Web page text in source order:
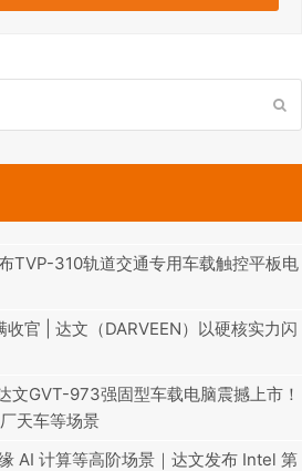
TVP-310轨道交通专用车载触控平板电
官 | 达文（DARVEEN）以硬核实力闪
文GVT-973强固型车载电脑震撼上市！
天车等场景
AI 计算等高阶场景｜达文发布 Intel 第